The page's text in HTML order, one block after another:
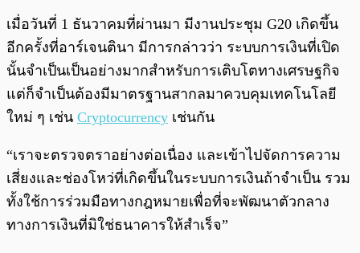
เมื่อวันที่ 1 ธันวาคมที่ผ่านมา มีงานประชุม G20 เกิดขึ้น
อีกครั้งที่อาร์เจนตินา มีการกล่าวว่า ระบบการเงินที่เปิด
นั้นจำเป็นเป็นอย่างมากสำหรับการเติบโตทางเศรษฐกิจ
แต่ก็จำเป็นต้องมีมาตรฐานสากลมาควบคุมเทคโนโลยี
ใหม่ ๆ เช่น Cryptocurrency เช่นกัน
“เราจะตรวจตราอย่างต่อเนื่อง และเข้าไปจัดการความ
เสี่ยงและช่องโหว่ที่เกิดขึ้นในระบบการเงินถ้าจำเป็น รวม
ทั้งใช้การร่วมมือทางกฎหมายเพื่อที่จะพัฒนาตัวกลาง
ทางการเงินที่มิใช่ธนาคารให้สำเร็จ”